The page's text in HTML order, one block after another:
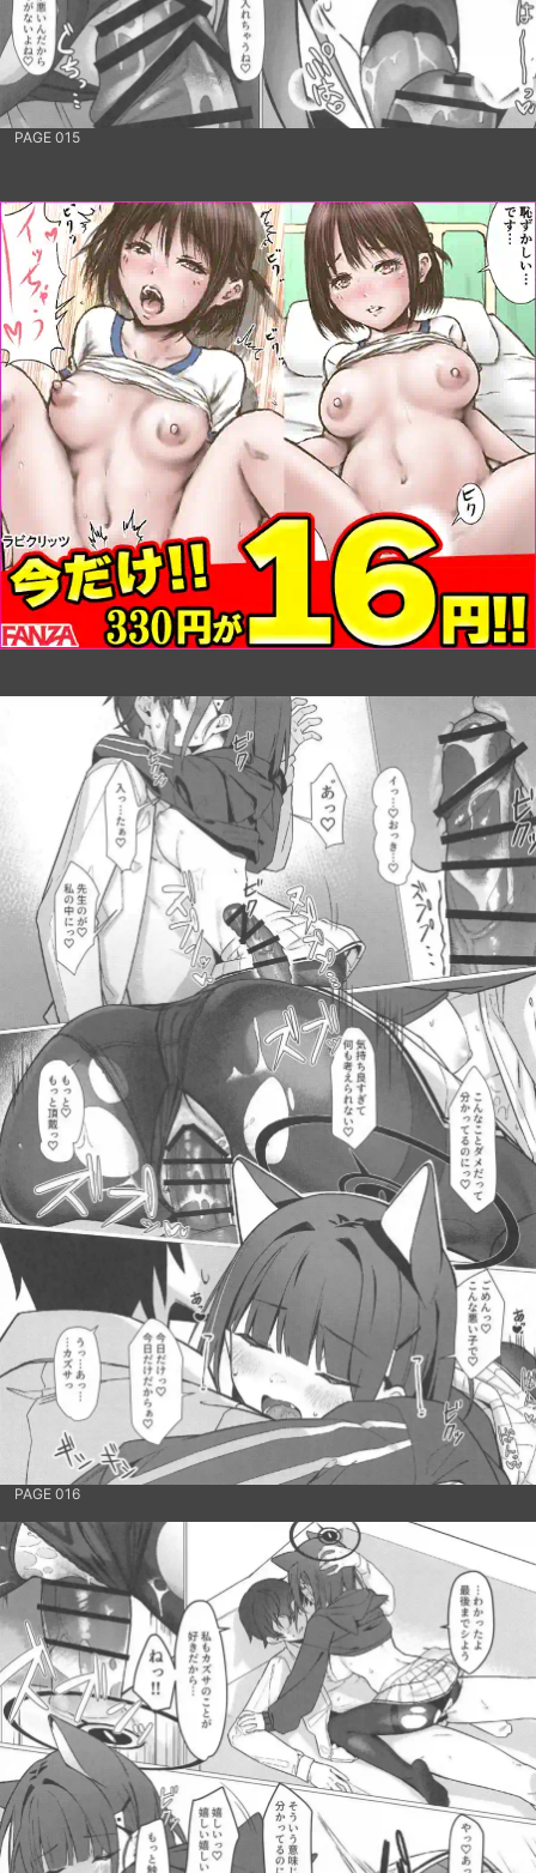
PAGE 015
PAGE 016